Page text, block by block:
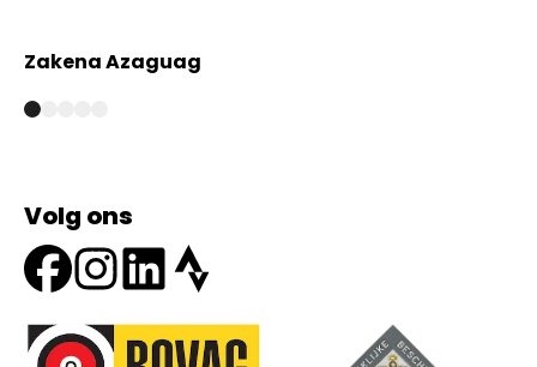
Zakena Azaguag
Volg ons
Onze partners